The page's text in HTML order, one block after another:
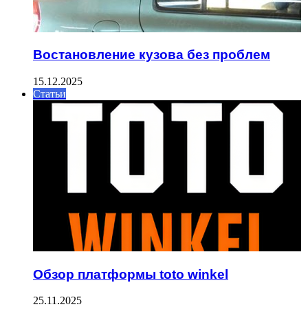
Востановление кузова без проблем
15.12.2025
Статьи
Обзор платформы toto winkel
25.11.2025